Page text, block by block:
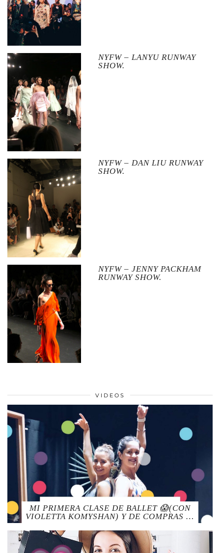
NYFW – LANYU RUNWAY
SHOW.
NYFW – DAN LIU RUNWAY
SHOW.
NYFW – JENNY PACKHAM
RUNWAY SHOW.
VIDEOS
MI PRIMERA CLASE DE BALLET 😱(CON
VIOLETTA KOMYSHAN) Y DE COMPRAS …